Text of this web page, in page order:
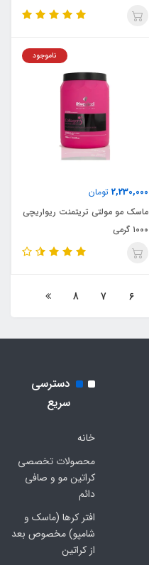
Multi Treatment
2,230,000 تومان
ناموجود
ماسک مو مولتی تریتمنت ریواریچی
۱۰۰۰ گرمی
6
7
8
دسترسی
سریع
خانه
محصولات تخصصی
کراتین مو و صافی
دائم
افتر کرها (ماسک و
شامپو) مخصوص بعد
از کراتین